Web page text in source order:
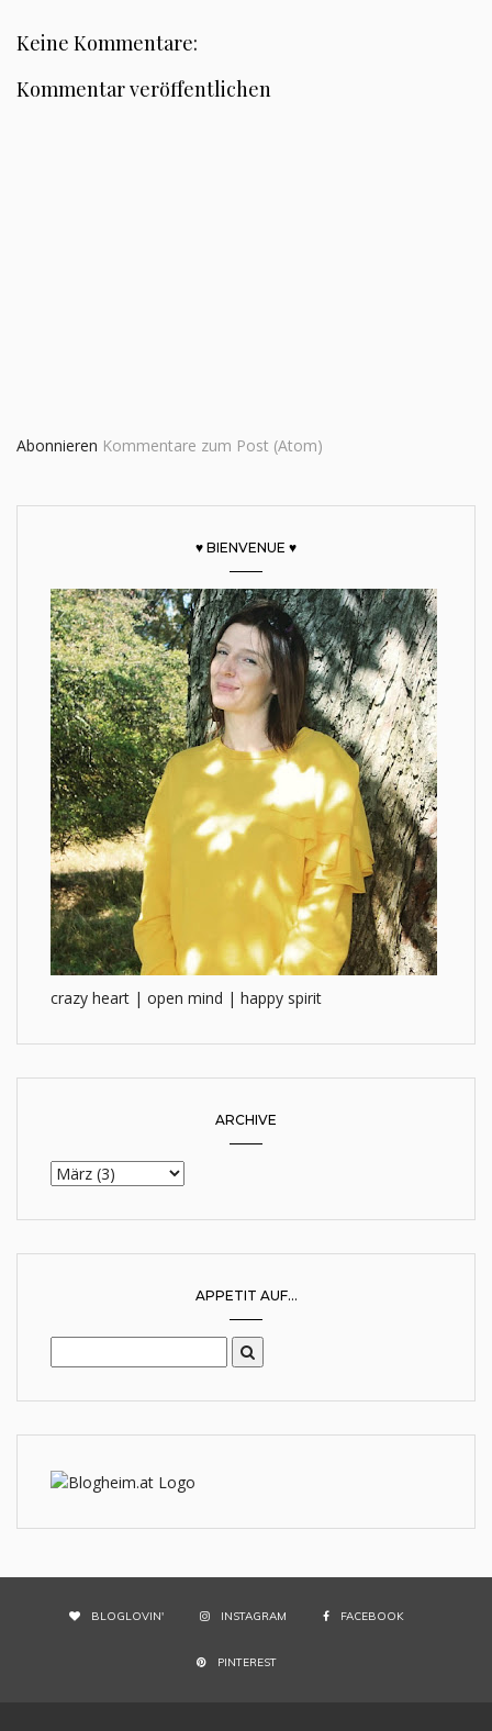
Keine Kommentare:
Kommentar veröffentlichen
Abonnieren Kommentare zum Post (Atom)
♥ BIENVENUE ♥
crazy heart | open mind | happy spirit
ARCHIVE
APPETIT AUF...
BLOGLOVIN' INSTAGRAM FACEBOOK
PINTEREST